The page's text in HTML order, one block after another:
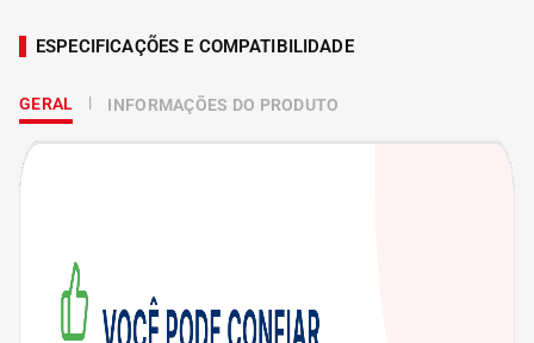
ESPECIFICAÇÕES E COMPATIBILIDADE
GERAL INFORMAÇÕES DO PRODUTO